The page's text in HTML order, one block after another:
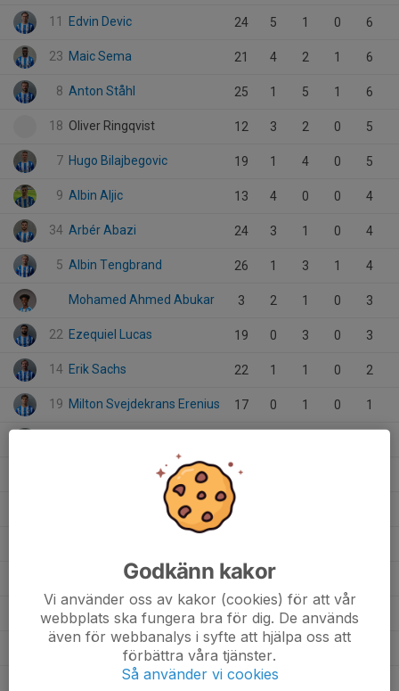
11 Edvin Devic 24 5 1 0 6
23 Maic Sema 21 4 2 1 6
8 Anton Ståhl 25 1 5 1 6
18 Oliver Ringqvist 12 3 2 0 5
7 Hugo Bilajbegovic 19 1 4 0 5
9 Albin Aljic 13 4 0 0 4
34 Arbér Abazi 24 3 1 0 4
5 Albin Tengbrand 26 1 3 1 4
Mohamed Ahmed Abukar 3 2 1 0 3
22 Ezequiel Lucas 19 0 3 0 3
14 Erik Sachs 22 1 1 0 2
19 Milton Svejdekrans Erenius 17 0 1 0 1
Joshua Richards 16
Vilhelm Hansson 1 0
4 Nils Akai Rosell 13 0 0
Leonel Holmlund 0
Henrik Gerle 17 0
Godkänn kakor
Vi använder oss av kakor (cookies) för att vår
webbplats ska fungera bra för dig. De används
även för webbanalys i syfte att hjälpa oss att
förbättra våra tjänster.
Så använder vi cookies